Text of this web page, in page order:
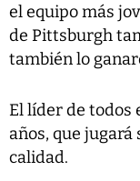
el equipo más
de Pittsburgh
también lo
El líder de todos
años, que
calidad.